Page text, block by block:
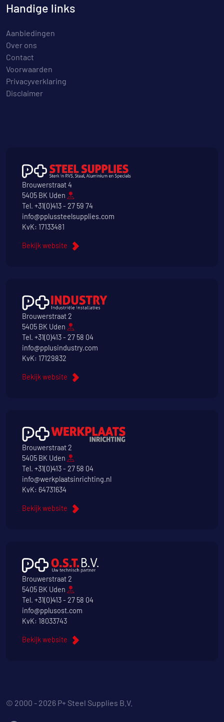
Handige links
Aanbiedingen
Over ons
Contact
Voorwaarden
Privacyverklaring
Disclaimer
Brouwerstraat 4
5405 BK Uden
Tel. +31(0)413 - 27 59 74
info@pplussteelsupplies.com
KvK: 17133481
Bekijk website
Brouwerstraat 2
5405 BK Uden
Tel. +31(0)413 - 27 58 04
info@pplusindustry.com
KvK: 17129832
Bekijk website
Brouwerstraat 2
5405 BK Uden
Tel. +31(0)413 - 27 58 04
info@werkplaatsinrichting.nl
KvK: 64731634
Bekijk website
Brouwerstraat 2
5405 BK Uden
Tel. +31(0)413 - 27 58 04
info@pplusost.com
KvK: 18033743
Bekijk website
© 2000 - 2026 P+ Steel Supplies B.V.